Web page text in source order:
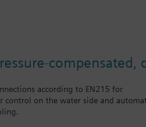
according to EN215 for
on the water side and